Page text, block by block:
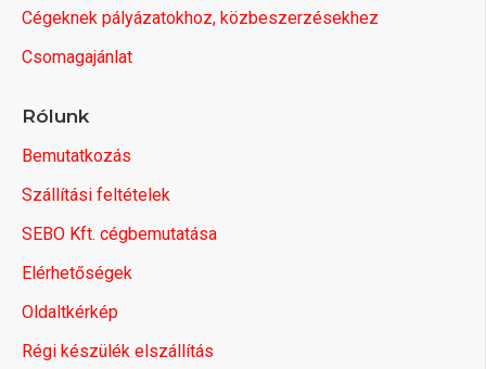
Cégeknek pályázatokhoz, közbeszerzésekhez
Csomagajánlat
Rólunk
Bemutatkozás
Szállítási feltételek
SEBO Kft. cégbemutatása
Elérhetőségek
Oldaltkérkép
Régi készülék elszállítás